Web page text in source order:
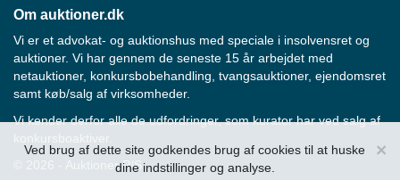
×
Ved brug af dette site godkendes brug af cookies til at huske
dine indstillinger og analyse.
Om auktioner.dk
Vi er et advokat- og auktionshus med speciale i insolvensret og
auktioner. Vi har gennem de seneste 15 år arbejdet med
netauktioner, konkursbobehandling, tvangsauktioner, ejendomsret
samt køb/salg af virksomheder.
Vi kender derfor alle de udfordringer, som kurator har ved salg af
konkursboaktiver.
© 2026 - Auktioner P/S